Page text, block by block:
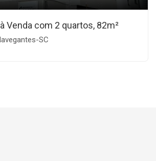
Venda com 2 quartos, 82m²
SC